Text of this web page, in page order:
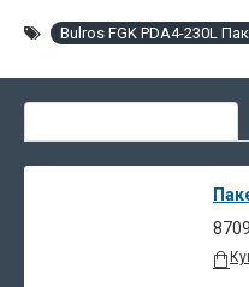
Bulros FGK PDA4-230L